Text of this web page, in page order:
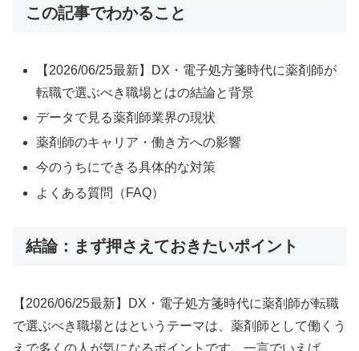
この記事でわかること
【2026/06/25最新】DX・電子処方箋時代に薬剤師が
転職で選ぶべき職場とはの結論と背景
データで見る薬剤師業界の現状
薬剤師のキャリア・働き方への影響
今のうちにできる具体的な対策
よくある質問（FAQ）
結論：まず押さえておきたいポイント
【2026/06/25最新】DX・電子処方箋時代に薬剤師が転職
で選ぶべき職場とはというテーマは、薬剤師として働くう
えで多くの人が気になるポイントです。一言でいえば、